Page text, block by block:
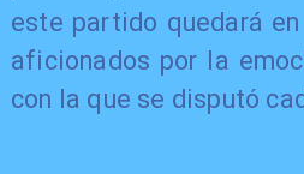
este partido quedará
aficionados por la
con la que se disputó